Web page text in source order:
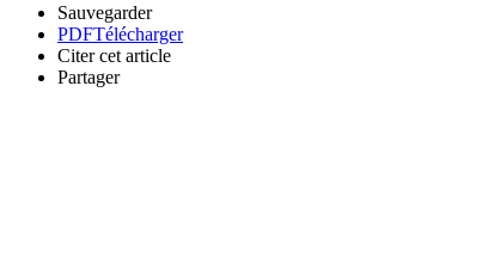
Sauvegarder
PDFTélécharger
Citer cet article
Partager